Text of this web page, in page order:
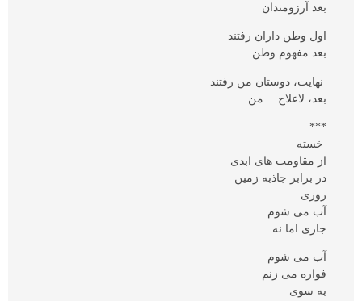
بعد آرزومندان
اول وطن داران رفتند
بعد مفهوم وطن
نهایت، دوستان من رفتند
بعد، لاعلاج… من
***
خسته
از مقاومت های ابدی
در برابر جاذبه زمین
روزی
آب می شوم
جاری اما نه
آب می شوم
فواره می زنم
به سوی